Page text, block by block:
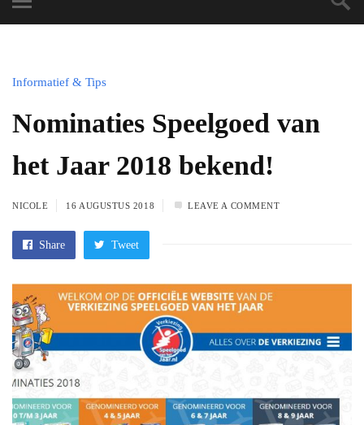
Informatief & Tips
Nominaties Speelgoed van
het Jaar 2018 bekend!
NICOLE 16 AUGUSTUS 2018 LEAVE A COMMENT
Share Tweet